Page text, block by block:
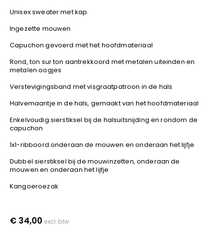
Spiro
Stanley/Stella
TowelCity
YOKO
Unisex sweater met kap
Ingezette mouwen
Capuchon gevoerd met het hoofdmateriaal
Rond, ton sur ton aantrekkoord met metalen uiteinden en
metalen oogjes
Verstevigingsband met visgraatpatroon in de hals
Halvemaantje in de hals, gemaakt van het hoofdmateriaal
Enkelvoudig sierstiksel bij de halsuitsnijding en rondom de
capuchon
1x1-ribboord onderaan de mouwen en onderaan het lijfje
Dubbel sierstiksel bij de mouwinzetten, onderaan de
mouwen en onderaan het lijfje
Kangoeroezak
€ 34,00 excl. btw